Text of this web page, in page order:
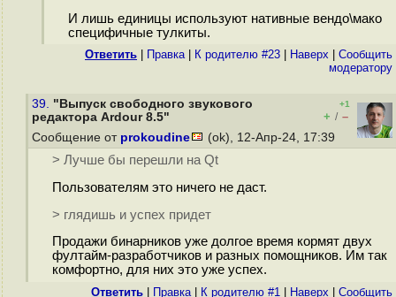
И лишь единицы используют нативные вендо\мако
специфичные тулкиты.
Ответить Правка| К родителю #23 Наверх
Cообщить
модератору
39. "Выпуск свободного звукового
редактора Ardour 8.5"
+1
+ / –
Сообщение от prokoudine (ok), 12-Апр-24, 17:39
> Лучше бы перешли на Qt
Пользователям это ничего не даст.
> глядишь и успех придет
Продажи бинарников уже долгое время кормят двух
фултайм-разработчиков и разных помощников. Им так
комфортно, для них это уже успех.
Ответить Правка| К родителю #1 Наверх
Cообщить